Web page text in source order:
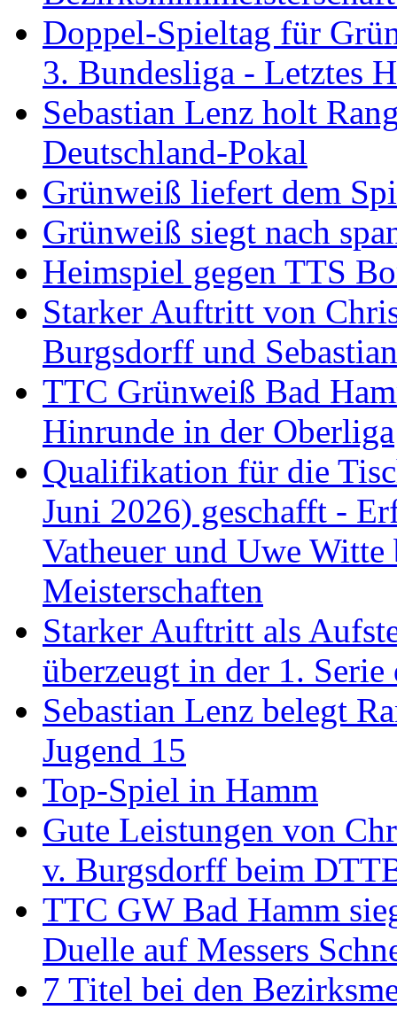
Doppel-Spieltag für
3. Bundesliga - Letztes
Sebastian Lenz holt
Deutschland-Pokal
Grünweiß liefert dem
Grünweiß siegt nach
Heimspiel gegen TTS
Starker Auftritt von
Burgsdorff und
TTC Grünweiß Bad
Hinrunde in der Oberliga
Qualifikation für die
Juni 2026) geschafft -
Vatheuer und Uwe Witte
Meisterschaften
Starker Auftritt als
überzeugt in der 1.
Sebastian Lenz belegt
Jugend 15
Top-Spiel in Hamm
Gute Leistungen von
v. Burgsdorff beim
TTC GW Bad Hamm
Duelle auf Messers
7 Titel bei den